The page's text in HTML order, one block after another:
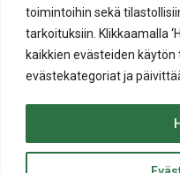
toimintoihin sekä
tarkoituksiin. Klikkaamalla
kaikkien evästeiden
evästekategoriat ja
Saavutettavuusseloste